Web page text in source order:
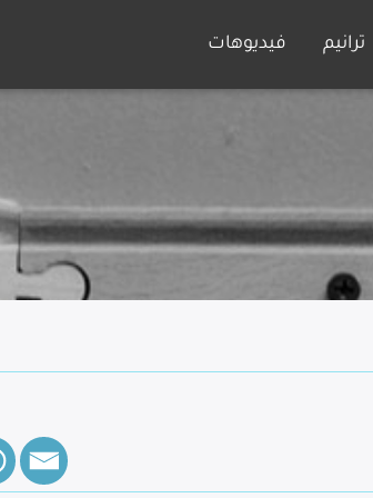
فيديوهات ترانيم